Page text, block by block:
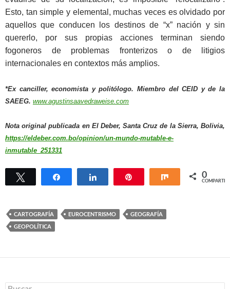
Esto, tan simple y elemental, muchas veces es olvidado por
aquellos que conducen los destinos de “x” nación y sin
quererlo, por sus propias acciones terminan siendo
fogoneros de problemas fronterizos o de litigios
internacionales en contextos más amplios.
*Ex canciller, economista y politólogo. Miembro del CEID y de la
SAEEG. www.agustinsaavedraweise.com
Nota original publicada en El Deber, Santa Cruz de la Sierra, Bolivia,
https://eldeber.com.bo/opinion/un-mundo-mutable-e-
inmutable_251331
Twittear Compartir Compartir Compartir
0
COMPARTIR
CARTOGRAFÍA EUROCENTRISMO
GEOGRAFÍA
GEOPOLÍTICA
Buscar: